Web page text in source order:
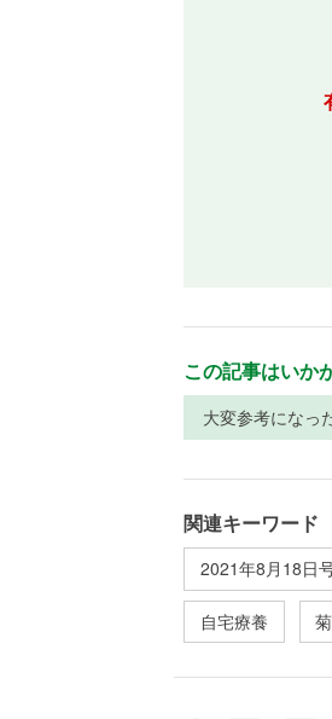
この記事はいか
大変参考になっ
関連キーワード
2021年8月18日
自宅療養